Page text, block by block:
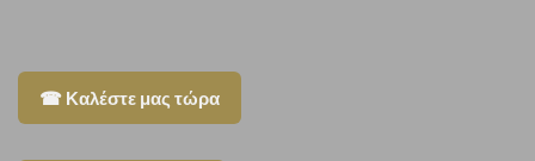
☎ Καλέστε μας τώρα